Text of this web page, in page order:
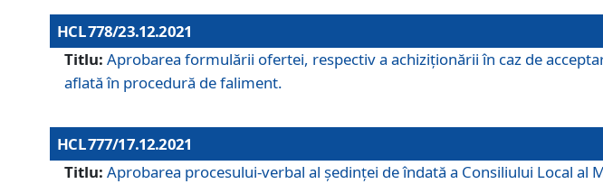
HCL 778/23.12.2021
Titlu: Aprobarea formulării ofertei, respectiv a achiziționării în caz de
aflată în procedură de faliment.
HCL 777/17.12.2021
Titlu: Aprobarea procesului-verbal al şedinţei de îndată a Consiliului Local